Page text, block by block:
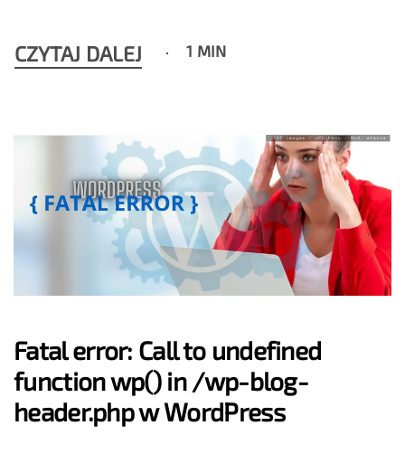
CZYTAJ DALEJ 1 MIN
Fatal error: Call to undefined
function wp() in /wp-blog-
header.php w WordPress